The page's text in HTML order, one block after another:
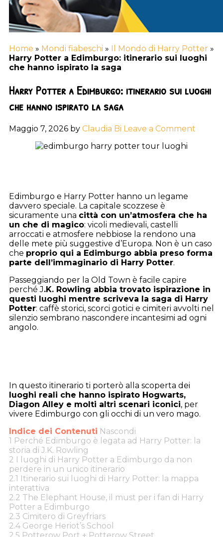
Home » Mondi fiabeschi » Il Mondo di Harry Potter »
Harry Potter a Edimburgo: itinerario sui luoghi
che hanno ispirato la saga
Harry Potter a Edimburgo: itinerario sui luoghi
che hanno ispirato la saga
Maggio 7, 2026 by Claudia Bi Leave a Comment
Edimburgo e Harry Potter hanno un legame
davvero speciale. La capitale scozzese è
sicuramente una città con un’atmosfera che ha
un che di magico: vicoli medievali, castelli
arroccati e atmosfere nebbiose la rendono una
delle mete più suggestive d’Europa. Non è un caso
che proprio qui a Edimburgo abbia preso forma
parte dell’immaginario di Harry Potter.
Passeggiando per la Old Town è facile capire
perché J.K. Rowling abbia trovato ispirazione in
questi luoghi mentre scriveva la saga di Harry
Potter: caffè storici, scorci gotici e cimiteri avvolti nel
silenzio sembrano nascondere incantesimi ad ogni
angolo.
In questo itinerario ti porterò alla scoperta dei
luoghi reali che hanno ispirato Hogwarts,
Diagon Alley e molti altri scenari iconici, per
vivere Edimburgo con gli occhi di un vero mago.
Indice dei Contenuti Nascondi
1 Perché Edimburgo è legata ad Harry Potter: la
storia di J.K. Rowling
2 I luoghi di Harry Potter a Edimburgo da non
perdere in un unico itinerario
2.1 Itinerario sui luoghi di Harry Potter: la mappa
interattiva
2.2 The Elephant House, il must per i fan di Harry
Potter a Edimburgo
2.3 Cimitero di Greyfriars
2.4 George Heriot’s School